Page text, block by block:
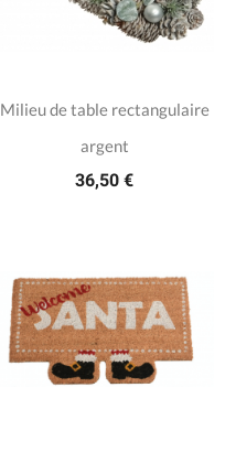
Milieu de table rectangulaire
argent
36,50 €